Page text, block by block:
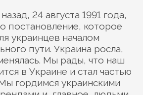
24 августа 1991 года,
постановление, которое
украинцев началом
пути. Украина росла,
Мы рады, что наш
в Украине и стал частью
гордимся украинскими